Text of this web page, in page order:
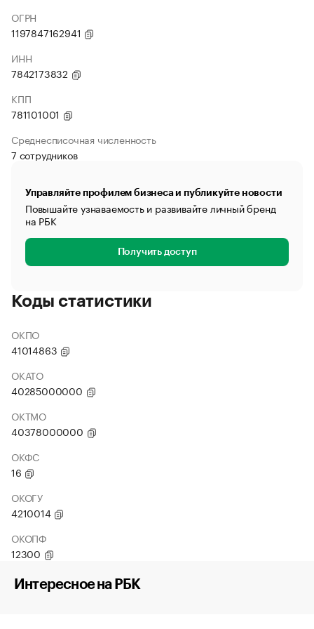
ОГРН
1197847162941
ИНН
7842173832
КПП
781101001
Среднесписочная численность
7 сотрудников
Управляйте профилем бизнеса и публикуйте новости
Повышайте узнаваемость и развивайте личный бренд
на РБК
Получить доступ
Коды статистики
ОКПО
41014863
ОКАТО
40285000000
ОКТМО
40378000000
ОКФС
16
ОКОГУ
4210014
ОКОПФ
12300
Интересное на РБК